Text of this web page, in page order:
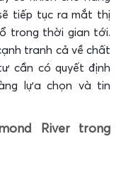
tiếp tục ra mắt thị
trong thời gian tới.
tranh cả về chất
cần có quyết định
lựa chọn và tin
River trong